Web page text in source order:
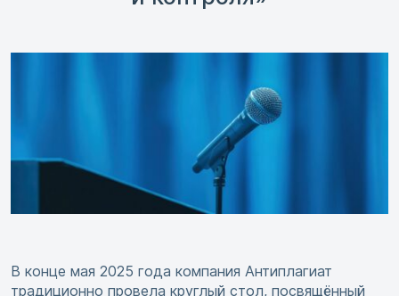
В конце мая 2025 года компания Антиплагиат
традиционно провела круглый стол, посвящённый